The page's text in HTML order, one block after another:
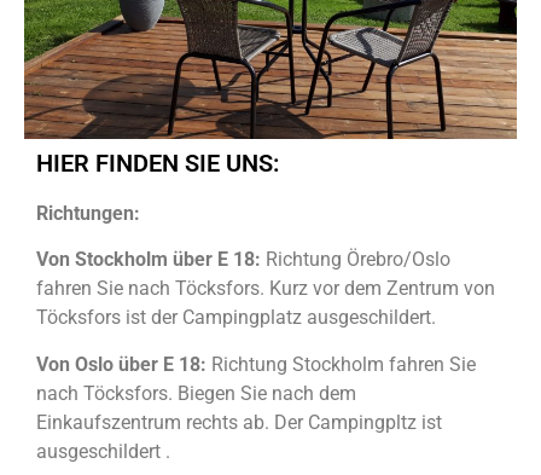
HIER FINDEN SIE UNS:
Richtungen:
Von Stockholm über E 18: Richtung Örebro/Oslo
fahren Sie nach Töcksfors. Kurz vor dem Zentrum von
Töcksfors ist der Campingplatz ausgeschildert.
Von Oslo über E 18: Richtung Stockholm fahren Sie
nach Töcksfors. Biegen Sie nach dem
Einkaufszentrum rechts ab. Der Campingpltz ist
ausgeschildert .